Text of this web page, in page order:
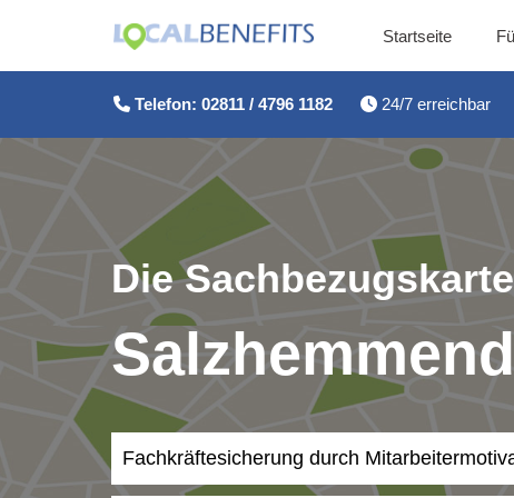
Startseite
Telefon: 02811 / 4796 1182 24/7 erreichbar
Die
Fachkräftesicherung durch